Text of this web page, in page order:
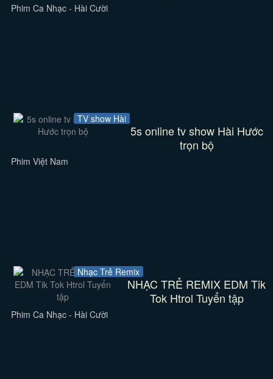
Phim Ca Nhạc - Hài Cười
TV show Hài
5s online tv show Hài Hước
trọn bộ
Phim Việt Nam
Nhạc Trẻ Remix
NHẠC TRẺ REMIX EDM Tik
Tok Htrol Tuyển tập
Phim Ca Nhạc - Hài Cười